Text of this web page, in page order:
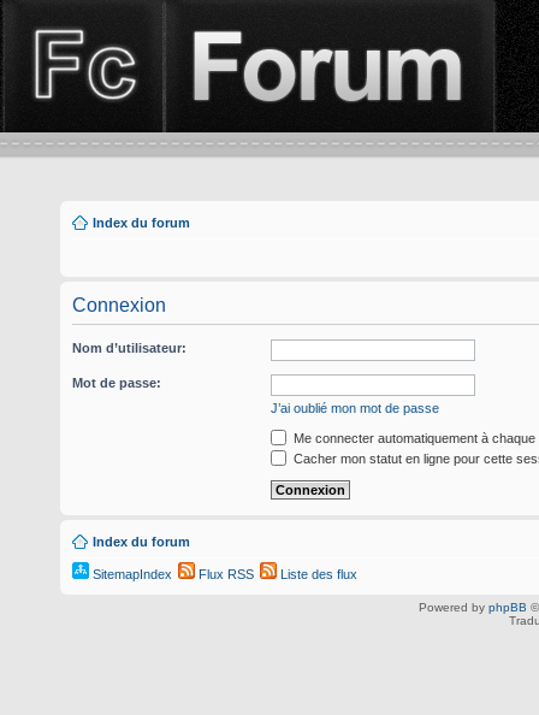
Index du forum
Connexion
Nom d’utilisateur:
Mot de passe:
J’ai oublié mon mot de passe
Me connecter automatiquement à chaque
Cacher mon statut en ligne pour cette
Index du forum
SitemapIndex Flux RSS Liste des flux
Powered by phpBB